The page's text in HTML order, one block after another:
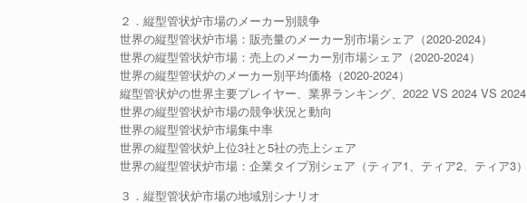
２．縦型管状炉市場のメーカー別競争
世界の縦型管状炉市場：販売量のメーカー別市場シェア（2020-2024）
世界の縦型管状炉市場：売上のメーカー別市場シェア（2020-2024）
世界の縦型管状炉のメーカー別平均価格（2020-2024）
縦型管状炉の世界主要プレイヤー、業界ランキング、2022 VS 2024 VS 2024
世界の縦型管状炉市場の競争状況と動向
世界の縦型管状炉市場集中率
世界の縦型管状炉上位3社と5社の売上シェア
世界の縦型管状炉市場：企業タイプ別シェア（ティア1、ティア2、ティア3）
３．縦型管状炉市場の地域別シナリオ